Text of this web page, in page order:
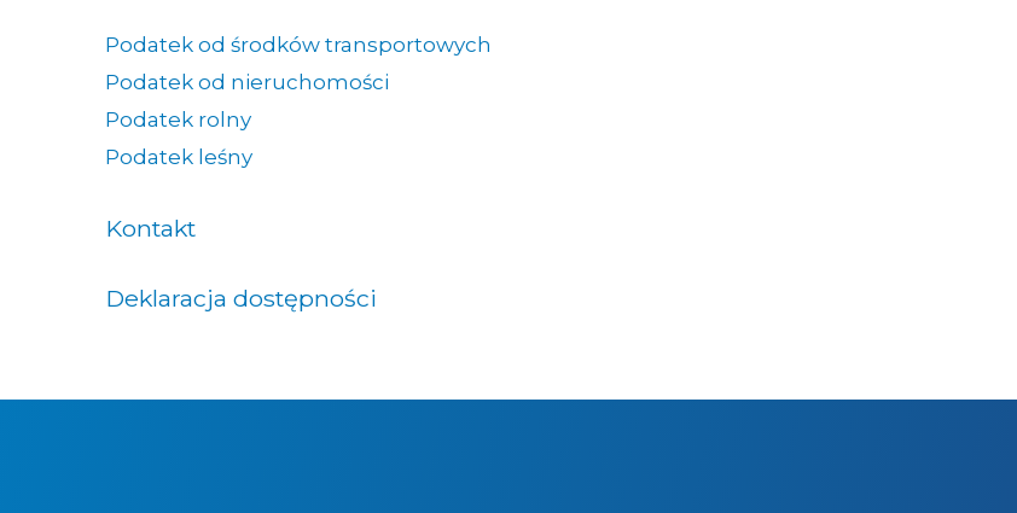
Podatek od środków transportowych
Podatek od nieruchomości
Podatek rolny
Podatek leśny
Kontakt
Deklaracja dostępności